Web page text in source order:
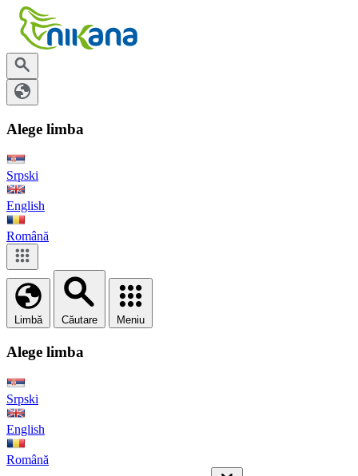
Alege limba
Srpski
English
Română
Limbă Căutare Meniu
Alege limba
Srpski
English
Română